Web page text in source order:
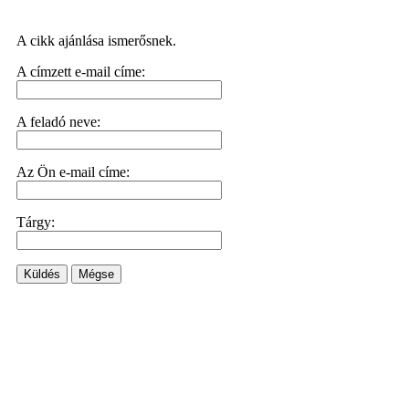
A cikk ajánlása ismerősnek.
A címzett e-mail címe:
A feladó neve:
Az Ön e-mail címe:
Tárgy:
Küldés Mégse